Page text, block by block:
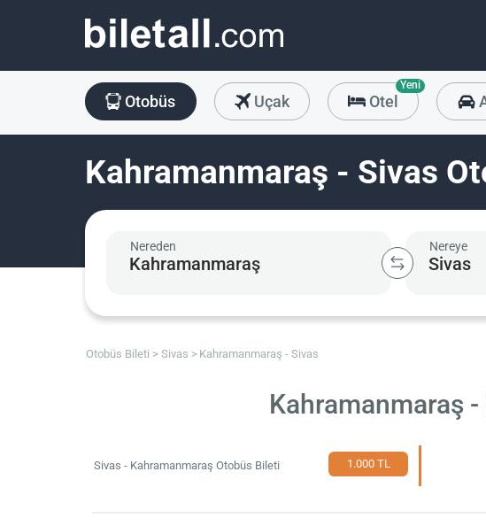
Otobüs Uçak Otel
Yeni
Kahramanmaraş - Sivas
Nereden Nereye
Otobüs Bileti Sivas Kahramanmaraş - Sivas
Kahramanmaraş -
Sivas - Kahramanmaraş Otobüs Bileti 1.000 TL